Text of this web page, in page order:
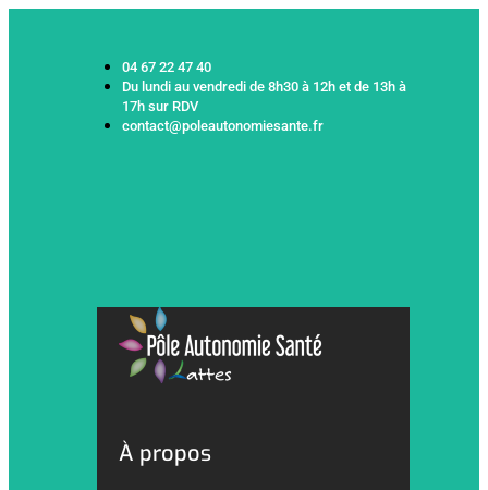
04 67 22 47 40
Du lundi au vendredi de 8h30 à 12h et de 13h à
17h sur RDV
contact@poleautonomiesante.fr
À propos